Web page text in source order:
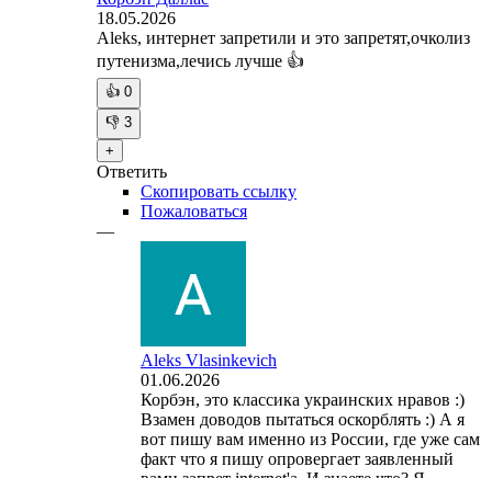
18.05.2026
Aleks, интернет запретили и это запретят,очколиз
путенизма,лечись лучше 👍
👍 0
👎 3
+
Ответить
Скопировать ссылку
Пожаловаться
—
Aleks Vlasinkevich
01.06.2026
Корбэн, это классика украинских нравов :)
Взамен доводов пытаться оскорблять :) А я
вот пишу вам именно из России, где уже сам
факт что я пишу опровергает заявленный